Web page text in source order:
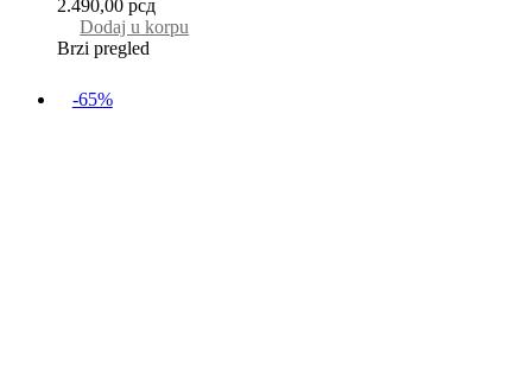
2.490,00 рсд
Dodaj u korpu
Brzi pregled
-65%